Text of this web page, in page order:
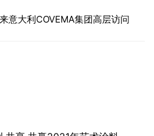
意大利COVEMA集团高层访问